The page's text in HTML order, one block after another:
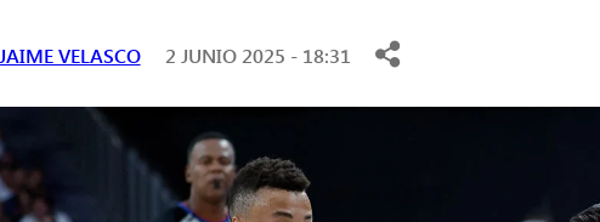
JAIME VELASCO 2 JUNIO 2025 - 18:31